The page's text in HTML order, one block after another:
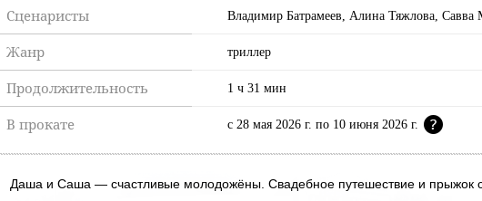
Сценаристы Владимир Батрамеев, Алина Тяжлова, Савва
Жанр триллер
Продолжительность 1 ч 31 мин
В прокате c 28 мая 2026 г. по 10 июня 2026 г.
Даша и Саша — счастливые молодожёны. Свадебное путешествие и прыжок